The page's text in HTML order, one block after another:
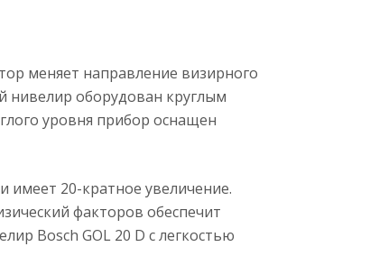
меняет направление визирного
нивелир оборудован круглым
уровня прибор оснащен
имеет 20-кратное увеличение.
факторов обеспечит
Bosch GOL 20 D с легкостью